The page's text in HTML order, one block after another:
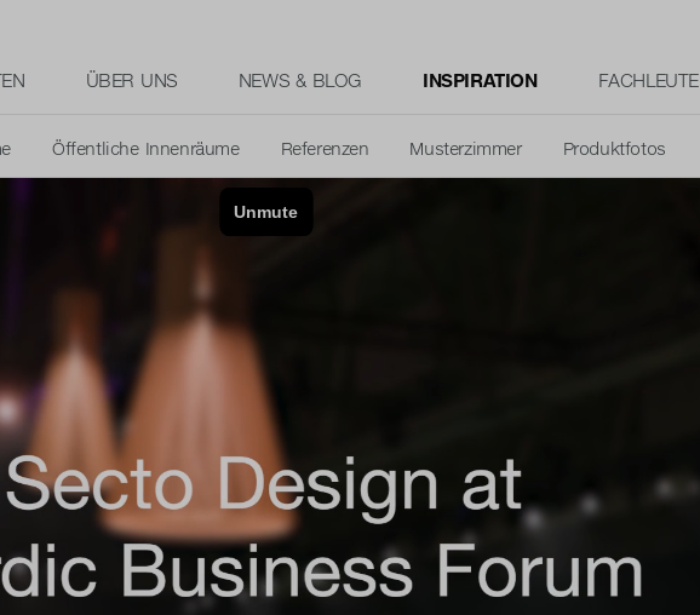
ÜBER UNS NEWS & BLOG INSPIRATION FACHLEUTE
Öffentliche Innenräume Referenzen Musterzimmer Produktfotos